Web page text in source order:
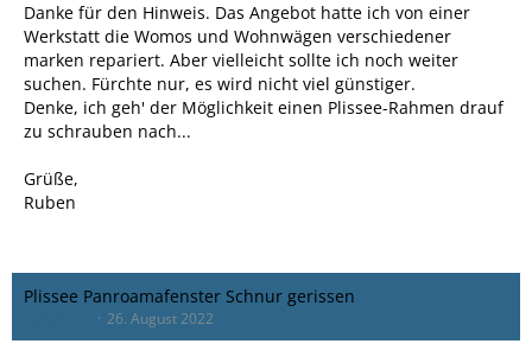
Danke für den Hinweis. Das Angebot hatte ich von einer
Werkstatt die Womos und Wohnwägen verschiedener
marken repariert. Aber vielleicht sollte ich noch weiter
suchen. Fürchte nur, es wird nicht viel günstiger.
Denke, ich geh' der Möglichkeit einen Plissee-Rahmen drauf
zu schrauben nach...
Grüße,
Ruben
Plissee Panroamafenster Schnur gerissen
26. August 2022